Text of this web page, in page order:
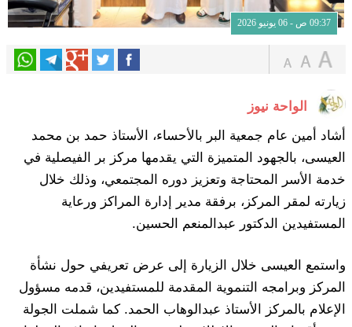
09:37 ص - 06 يونيو 2026
الواحة نيوز
أشاد أمين عام جمعية البر بالأحساء، الأستاذ حمد بن محمد
العيسى، بالجهود المتميزة التي يقدمها مركز بر الفيصلية في
خدمة الأسر المحتاجة وتعزيز دوره المجتمعي، وذلك خلال
زيارته لمقر المركز، برفقة مدير إدارة المراكز ورعاية
المستفيدين الدكتور عبدالمنعم الحسين.
واستمع العيسى خلال الزيارة إلى عرض تعريفي حول نشأة
المركز وبرامجه التنموية المقدمة للمستفيدين، قدمه مسؤول
الإعلام بالمركز الأستاذ عبدالوهاب الحمد. كما شملت الجولة